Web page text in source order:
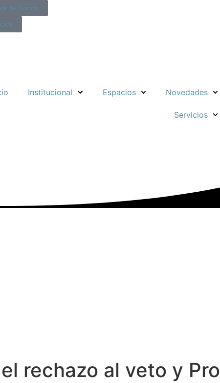
de Socios
Institucional Espacios Novedades
Servicios
rechazo al veto y Pro